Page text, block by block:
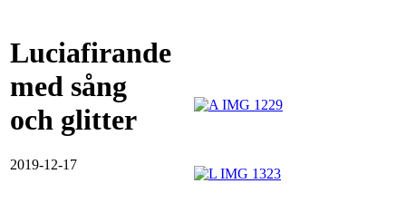
Luciafirande
med sång
och glitter
2019-12-17